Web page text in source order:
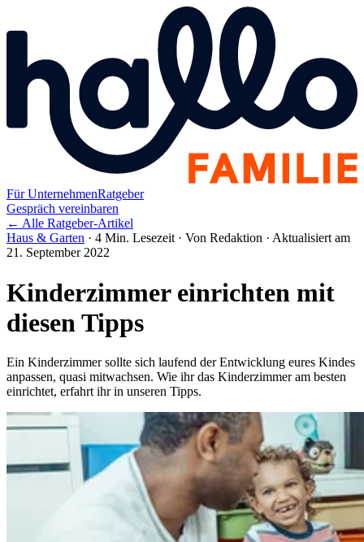
Für UnternehmenRatgeber
Gespräch vereinbaren
← Alle Ratgeber-Artikel
Haus & Garten · 4 Min. Lesezeit · Von Redaktion · Aktualisiert am
21. September 2022
Kinderzimmer einrichten mit
diesen Tipps
Ein Kinderzimmer sollte sich laufend der Entwicklung eures Kindes
anpassen, quasi mitwachsen. Wie ihr das Kinderzimmer am besten
einrichtet, erfahrt ihr in unseren Tipps.